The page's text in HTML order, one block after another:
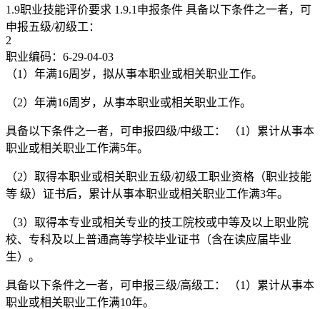
1.9职业技能评价要求 1.9.1申报条件 具备以下条件之一者，可
申报五级/初级工：
2
职业编码：6-29-04-03
（1）年满16周岁，拟从事本职业或相关职业工作。
（2）年满16周岁，从事本职业或相关职业工作。
具备以下条件之一者，可申报四级/中级工： （1）累计从事本
职业或相关职业工作满5年。
（2）取得本职业或相关职业五级/初级工职业资格（职业技能
等 级）证书后，累计从事本职业或相关职业工作满3年。
（3）取得本专业或相关专业的技工院校或中等及以上职业院
校、专科及以上普通高等学校毕业证书（含在读应届毕业
生）。
具备以下条件之一者，可申报三级/高级工： （1）累计从事本
职业或相关职业工作满10年。